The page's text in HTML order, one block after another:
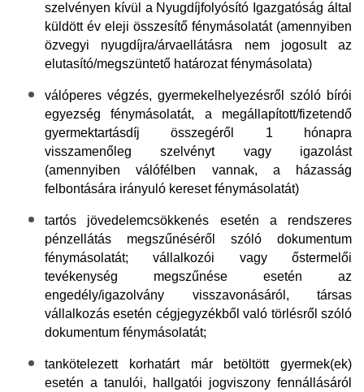
szelvényen kívül a Nyugdíjfolyósító Igazgatóság által
küldött év eleji összesítő fénymásolatát (amennyiben
özvegyi nyugdíjra/árvaellátásra nem jogosult az
elutasító/megszüntető határozat fénymásolata)
válóperes végzés, gyermekelhelyezésről szóló bírói
egyezség fénymásolatát, a megállapított/fizetendő
gyermektartásdíj összegéről 1 hónapra
visszamenőleg szelvényt vagy igazolást
(amennyiben válófélben vannak, a házasság
felbontására irányuló kereset fénymásolatát)
tartós jövedelemcsökkenés esetén a rendszeres
pénzellátás megszűnéséről szóló dokumentum
fénymásolatát; vállalkozói vagy őstermelői
tevékenység megszűnése esetén az
engedély/igazolvány visszavonásáról, társas
vállalkozás esetén cégjegyzékből való törlésről szóló
dokumentum fénymásolatát;
tankötelezett korhatárt már betöltött gyermek(ek)
esetén a tanulói, hallgatói jogviszony fennállásáról